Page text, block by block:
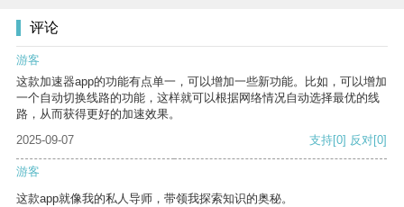
评论
游客
这款加速器app的功能有点单一，可以增加一些新功能。比如，可以增加
一个自动切换线路的功能，这样就可以根据网络情况自动选择最优的线
路，从而获得更好的加速效果。
2025-09-07
支持[0] 反对[0]
游客
这款app就像我的私人导师，带领我探索知识的奥秘。